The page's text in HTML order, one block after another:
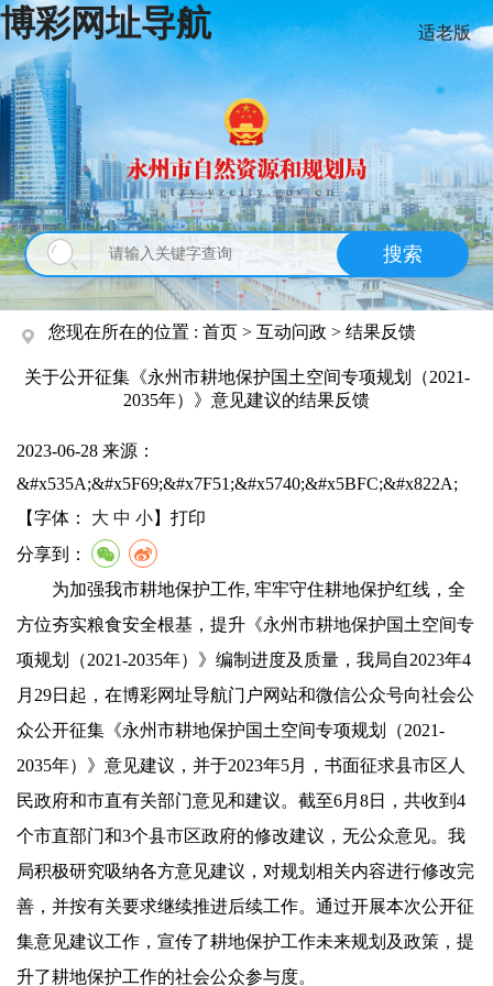
博彩网址导航 适老版
搜索
您现在所在的位置 : 首页 > 互动问政 > 结果反馈
关于公开征集《永州市耕地保护国土空间专项规划（2021-
2035年）》意见建议的结果反馈
2023-06-28 来源：
&#x535A;&#x5F69;&#x7F51;&#x5740;&#x5BFC;&#x822A;
【字体：
大 中 小】 打印
分享到：
为加强我市耕地保护工作, 牢牢守住耕地保护红线， 全
方位夯实粮食安全根基， 提升 《永州市耕地保护国土空间专
项规划（2021-2035年）》编制进度及质量，我局自2023年4
月29日起，在博彩网址导航门户网站和微信公众号向社会公
众公开征集《永州市耕地保护国土空间专项规划（2021-
2035年）》意见建议，并于2023年5月，书面征求县市区人
民政府和市直有关部门意见和建议。截至6月8日，共收到 4
个市直部门和3个县市区政府的修改建议 ， 无公众意见。 我
局积极研究吸纳各方意见建议 ， 对规划相关内容进行修改完
善 ， 并按有关要求继续推进后续工作。通过开展本次公开征
集意见建议工作，宣传了耕地保护工作未来规划及政策 ， 提
升了耕地保护工作的社会公众参与度。